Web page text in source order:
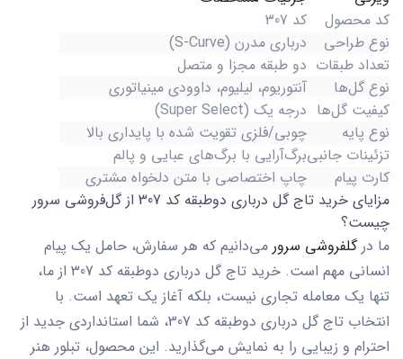
کد محصول
کد 307
نوع طراحی
درباری مدرن (S-Curve)
تعداد طبقات دو طبقه مجزا و متصل
نوع گل‌ها
آنتوریوم، لیلیوم، داوودی مینیاتوری
کیفیت گل‌ها درجه یک (Super Select)
نوع پایه
چوبی/فلزی تقویت شده با پایداری بالا
تزئینات جانبیبرگ‌آرایی با برگ‌های عبایی و پالم
کارت پیام
چاپ اختصاصی با متن دلخواه مشتری
مزایای خرید تاج گل درباری دوطبقه کد 307 از گل‌فروشی سرور
چیست؟
ما درگلفروشی سرور می‌دانیم که هر سفارش، حامل یک پیام
انسانی مهم است. خرید تاج گل درباری دوطبقه کد 307
از ما،
تنها یک معامله تجاری نیست، بلکه آغاز یک تعهد است. با
انتخاب تاج گل درباری دوطبقه کد 307
، شما استانداردی جدید از
احترام و زیبایی را به نمایش می‌گذارید. این محصول، تبلور هنر